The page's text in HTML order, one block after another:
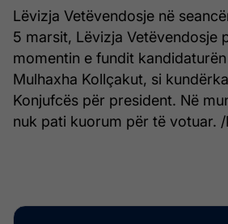
Lëvizja Vetëvendosje në
5 marsit, Lëvizja Vetëvendosje
momentin e fundit
Mulhaxha Kollçakut, si
Konjufcës për president. Në
nuk pati kuorum për të votuar. /